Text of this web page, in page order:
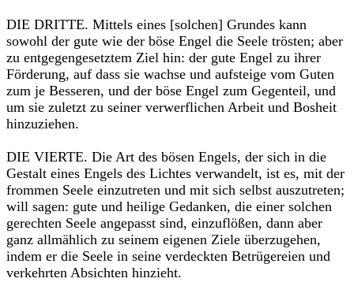
DIE DRITTE. Mittels eines [solchen] Grundes kann
sowohl der gute wie der böse Engel die Seele trösten; aber
zu entgegengesetztem Ziel hin: der gute Engel zu ihrer
Förderung, auf dass sie wachse und aufsteige vom Guten
zum je Besseren, und der böse Engel zum Gegenteil, und
um sie zuletzt zu seiner verwerflichen Arbeit und Bosheit
hinzuziehen.
DIE VIERTE. Die Art des bösen Engels, der sich in die
Gestalt eines Engels des Lichtes verwandelt, ist es, mit der
frommen Seele einzutreten und mit sich selbst auszutreten;
will sagen: gute und heilige Gedanken, die einer solchen
gerechten Seele angepasst sind, einzuflößen, dann aber
ganz allmählich zu seinem eigenen Ziele überzugehen,
indem er die Seele in seine verdeckten Betrügereien und
verkehrten Absichten hinzieht.